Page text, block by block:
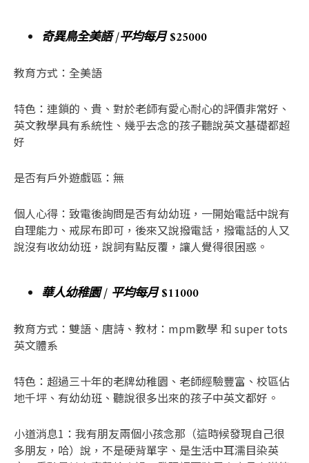
奇異鳥全美語 /平均每月 $25000
教育方式：全美語
特色：連鎖的、貴、對於老師有愛心耐心的評價非常好、
英文教學具有系統性、幾乎去念的孩子聽說英文基礎都超
好
是否有戶外遊戲區：無
個人心得：致電後詢問是否有幼幼班，一開始電話中說有
自理能力、戒尿布即可，後來又說撥電話，撥電話的人又
說沒有收幼幼班，說詞有點反覆，讓人覺得很困惑。
華人幼稚園 / 平均每月 $11000
教育方式：雙語、唐詩、教材：mpm數學 和 super tots
英文體系
特色：超過三十年的老牌幼稚園、老師經驗豐富、校區佔
地千坪、有幼幼班、聽說很多出來的孩子中英文都好。
小道消息1：我有朋友兩個小孩念那（這時候發現自己很
多朋友，哈）說，不是硬背單字、是生活中耳濡目染英